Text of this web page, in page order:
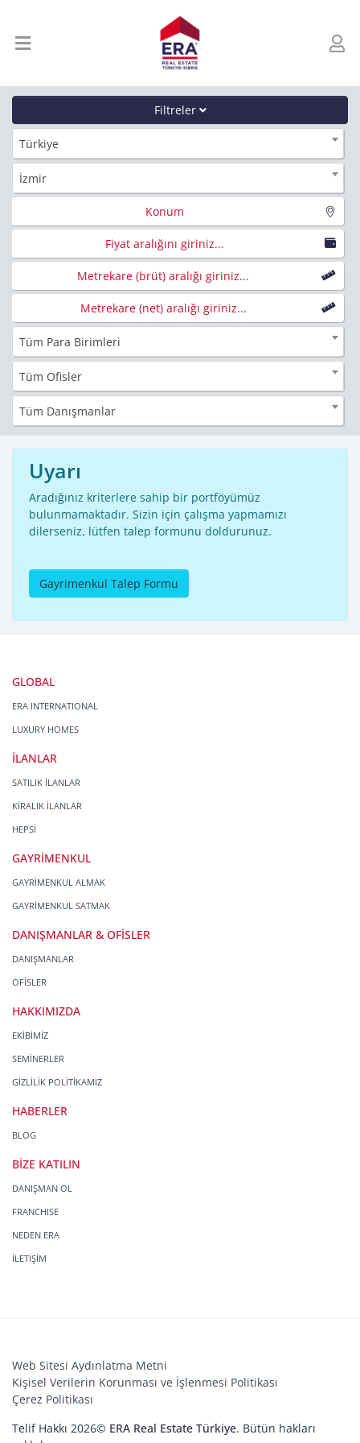
Filtreler
Türkiye
İzmir
Konum
Fiyat aralığını giriniz...
Metrekare (brüt) aralığı giriniz...
Metrekare (net) aralığı giriniz...
Tüm Para Birimleri
Tüm Ofisler
Tüm Danışmanlar
Uyarı
Aradığınız kriterlere sahip bir portföyümüz
bulunmamaktadır. Sizin için çalışma yapmamızı
dilerseniz, lütfen talep formunu doldurunuz.
Gayrimenkul Talep Formu
GLOBAL
ERA INTERNATIONAL
LUXURY HOMES
İLANLAR
SATILIK İLANLAR
KİRALIK İLANLAR
HEPSİ
GAYRİMENKUL
GAYRİMENKUL ALMAK
GAYRİMENKUL SATMAK
DANIŞMANLAR & OFİSLER
DANIŞMANLAR
OFİSLER
HAKKIMIZDA
EKİBİMİZ
SEMİNERLER
GİZLİLİK POLİTİKAMIZ
HABERLER
BLOG
BİZE KATILIN
DANIŞMAN OL
FRANCHISE
NEDEN ERA
İLETİŞİM
Web Sitesi Aydınlatma Metni
Kişisel Verilerin Korunması ve İşlenmesi Politikası
Çerez Politikası
Telif Hakkı 2026© ERA Real Estate Türkiye. Bütün hakları